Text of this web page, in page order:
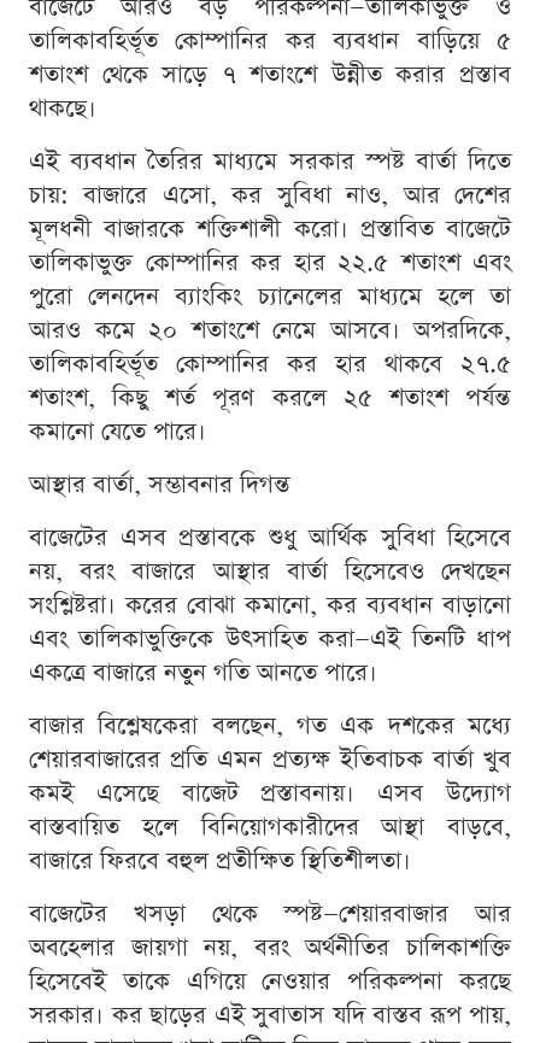
বাজেটে আরও বড় পরিকল্পনা—তালিকাভুক্ত ও
তালিকাবহির্ভূত কোম্পানির কর ব্যবধান বাড়িয়ে ৫
শতাংশ থেকে সাড়ে ৭ শতাংশে উন্নীত করার প্রস্তাব
থাকছে।
এই ব্যবধান তৈরির মাধ্যমে সরকার স্পষ্ট বার্তা দিতে
চায়: বাজারে এসো, কর সুবিধা নাও, আর দেশের
মূলধনী বাজারকে শক্তিশালী করো। প্রস্তাবিত বাজেটে
তালিকাভুক্ত কোম্পানির কর হার ২২.৫ শতাংশ এবং
পুরো লেনদেন ব্যাংকিং চ্যানেলের মাধ্যমে হলে তা
আরও কমে ২০ শতাংশে নেমে আসবে। অপরদিকে,
তালিকাবহির্ভূত কোম্পানির কর হার থাকবে ২৭.৫
শতাংশ, কিছু শর্ত পূরণ করলে ২৫ শতাংশ পর্যন্ত
কমানো যেতে পারে।
আস্থার বার্তা, সম্ভাবনার দিগন্ত
বাজেটের এসব প্রস্তাবকে শুধু আর্থিক সুবিধা হিসেবে
নয়, বরং বাজারে আস্থার বার্তা হিসেবেও দেখছেন
সংশ্লিষ্টরা। করের বোঝা কমানো, কর ব্যবধান বাড়ানো
এবং তালিকাভুক্তিকে উৎসাহিত করা—এই তিনটি ধাপ
একত্রে বাজারে নতুন গতি আনতে পারে।
বাজার বিশ্লেষকেরা বলছেন, গত এক দশকের মধ্যে
শেয়ারবাজারের প্রতি এমন প্রত্যক্ষ ইতিবাচক বার্তা খুব
কমই এসেছে বাজেট প্রস্তাবনায়। এসব উদ্যোগ
বাস্তবায়িত হলে বিনিয়োগকারীদের আস্থা বাড়বে,
বাজারে ফিরবে বহুল প্রতীক্ষিত স্থিতিশীলতা।
বাজেটের খসড়া থেকে স্পষ্ট—শেয়ারবাজার আর
অবহেলার জায়গা নয়, বরং অর্থনীতির চালিকাশক্তি
হিসেবেই তাকে এগিয়ে নেওয়ার পরিকল্পনা করছে
সরকার। কর ছাড়ের এই সুবাতাস যদি বাস্তব রূপ পায়,